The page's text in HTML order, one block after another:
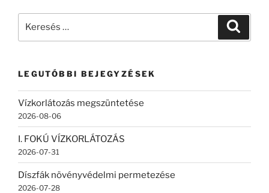
LEGUTÓBBI BEJEGYZÉSEK
Vízkorlátozás megszüntetése
2026-08-06
I. FOKÚ VÍZKORLÁTOZÁS
2026-07-31
Díszfák növényvédelmi permetezése
2026-07-28